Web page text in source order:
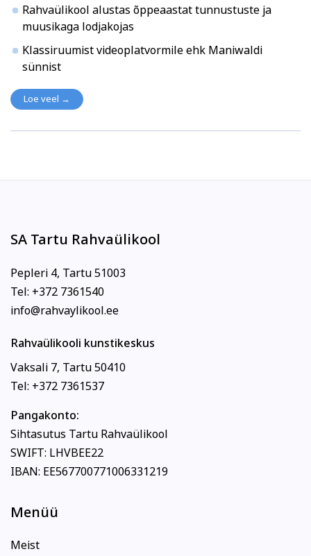
Rahvaülikool alustas õppeaastat tunnustuste ja
muusikaga lodjakojas
Klassiruumist videoplatvormile ehk Maniwaldi
sünnist
Loe veel →
SA Tartu Rahvaülikool
Pepleri 4, Tartu 51003
Tel: +372 7361540
info@rahvaylikool.ee
Rahvaülikooli kunstikeskus
Vaksali 7, Tartu 50410
Tel: +372 7361537
Pangakonto:
Sihtasutus Tartu Rahvaülikool
SWIFT: LHVBEE22
IBAN: EE567700771006331219
Menüü
Meist